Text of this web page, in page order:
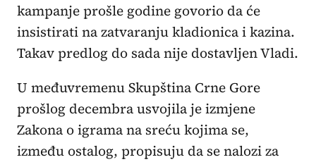
kampanje prošle godine govorio da će
insistirati na zatvaranju kladionica i kazina.
Takav predlog do sada nije dostavljen Vladi.
U međuvremenu Skupština Crne Gore
prošlog decembra usvojila je izmjene
Zakona o igrama na sreću kojima se,
između ostalog, propisuju da se nalozi za